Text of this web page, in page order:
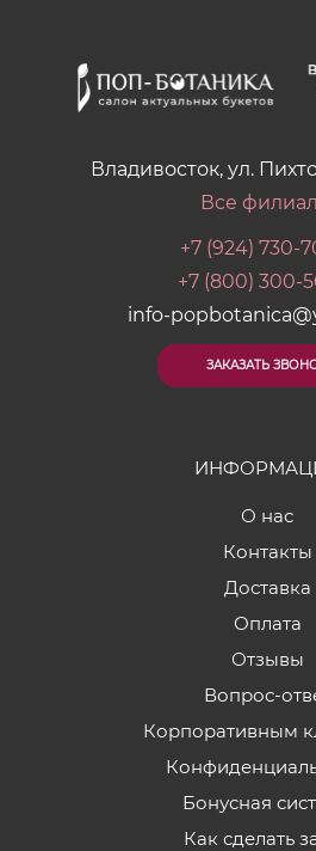
Владивосток, ул.
Все
+7 (924) 730-
+7 (800) 300-
info-
ЗАКАЗАТЬ
О нас
Контакты
Доставка
Оплата
Отзывы
Вопрос-
Корпоративным
Бонусная
Как сделать